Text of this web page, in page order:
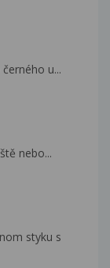
u...
nebo...
styku s